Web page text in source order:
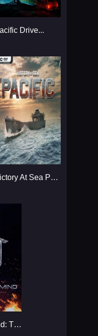
Drive...
Victory At Sea Pacific...
Strategic Mind: The Pacific...